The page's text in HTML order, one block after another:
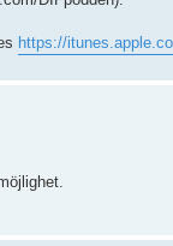
https://